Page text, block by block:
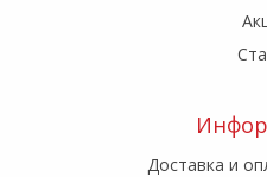
Доставка и